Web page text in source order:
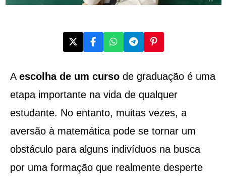
A escolha de um cursode graduação é uma
etapa importante na vida de qualquer
estudante. No entanto, muitas vezes, a
aversão à matemática pode se tornar um
obstáculo para alguns indivíduos na busca
por uma formação que realmente desperte